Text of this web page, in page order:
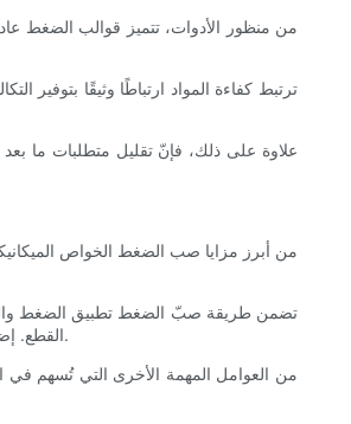
من منظور الأدوات، تتميز قوالب الضغط
ترتبط كفاءة المواد ارتباطًا وثيقًا
علاوة على ذلك، فإنّ تقليل متطلبات ما
من أبرز مزايا صب الضغط الخواص الميكانيكية
تضمن طريقة صبّ الضغط تطبيق الضغط
القطع. إضافةً إلى ذلك، لا تُصهر المواد المركبة بالحرارة المستخدمة في صبّ الضغط، بل تُشكّل شبكة صلبة متشابكة، مما يعني أنها تحتفظ بقوتها وشكلها حتى في درجات الحرارة القصوى.
من العوامل المهمة الأخرى التي تُسهم في